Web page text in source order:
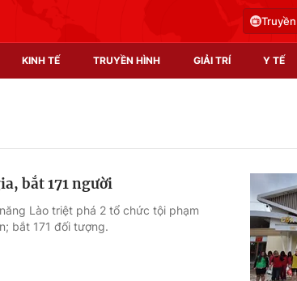
KINH TẾ TRUYỀN HÌNH GIẢI TRÍ Y TẾ
Hậu trường
bắt 171 người
Lào triệt phá 2 tổ chức tội phạm
bắt 171 đối tượng.